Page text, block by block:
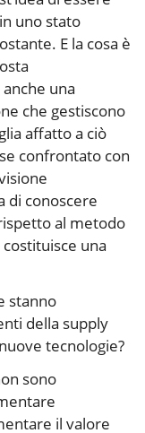
uno stato
E la cosa è
una
che gestiscono
affatto a ciò
confrontato con
di conoscere
al metodo
una
stanno
della supply
tecnologie?
sono
il valore